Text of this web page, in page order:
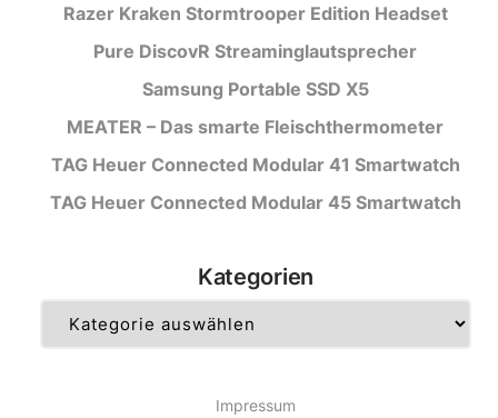
Razer Kraken Stormtrooper Edition Headset
Pure DiscovR Streaminglautsprecher
Samsung Portable SSD X5
MEATER – Das smarte Fleischthermometer
TAG Heuer Connected Modular 41 Smartwatch
TAG Heuer Connected Modular 45 Smartwatch
Kategorien
Impressum